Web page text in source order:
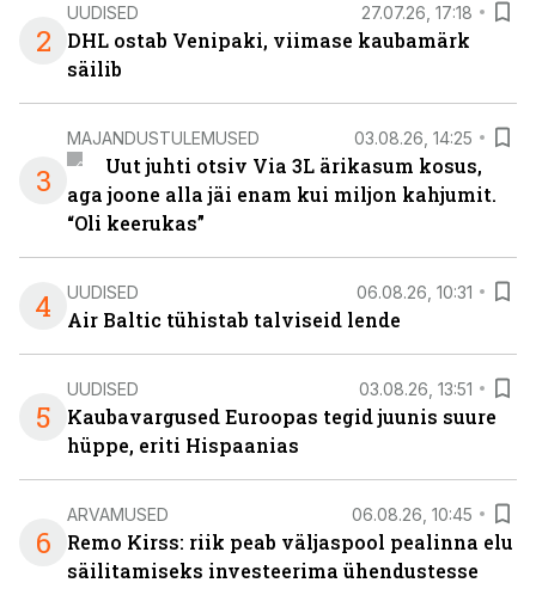
2
UUDISED 27.07.26, 17:18
DHL ostab Venipaki, viimase kaubamärk
säilib
3
MAJANDUSTULEMUSED 03.08.26, 14:25
Uut juhti otsiv Via 3L ärikasum kosus,
aga joone alla jäi enam kui miljon kahjumit.
“Oli keerukas”
4 UUDISED 06.08.26, 10:31
Air Baltic tühistab talviseid lende
5
UUDISED 03.08.26, 13:51
Kaubavargused Euroopas tegid juunis suure
hüppe, eriti Hispaanias
6
ARVAMUSED 06.08.26, 10:45
Remo Kirss: riik peab väljaspool pealinna elu
säilitamiseks investeerima ühendustesse